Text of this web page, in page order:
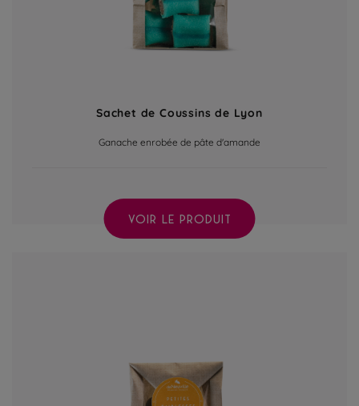
Sachet de Coussins de Lyon
Ganache enrobée de pâte d'amande
VOIR LE PRODUIT